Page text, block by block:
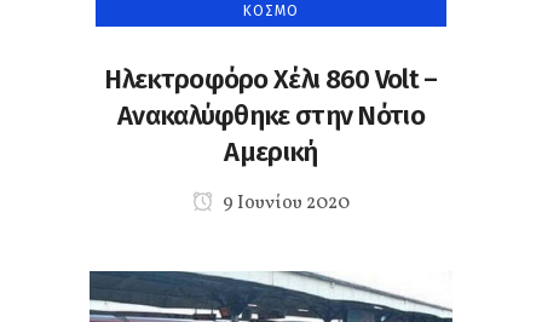
ΚΌΣΜΟ
Ηλεκτροφόρο Χέλι 860 Volt –
Ανακαλύφθηκε στην Νότιο
Αμερική
9 Ιουνίου 2020